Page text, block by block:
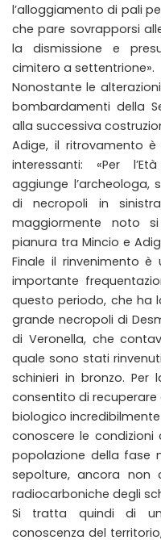
l’alloggiamento di pali
che pare sovrapporsi
la dismissione e
cimitero a settentrione».
Nonostante le
bombardamenti della
alla successiva
Adige, il ritrovamento
interessanti: «Per
aggiunge
di necropoli in
maggiormente noto
pianura tra Mincio e
Finale il rinvenimento è
importante
questo periodo, che ha
grande necropoli di
di Veronella, che
quale sono stati
schinieri in bronzo.
consentito di
biologico
conoscere le
popolazione della fase
sepolture, ancora non
radiocarboniche degli
Si tratta quindi di
conoscenza del